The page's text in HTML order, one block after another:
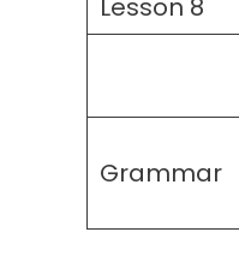
Lesson 8
Grammar